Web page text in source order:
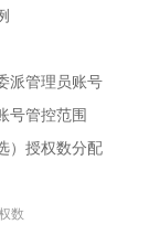
派管理员账号
号管控范围
）授权数分配
数
离线语音合成大模型，多语言方言自适应，低延迟高稳定
高表现力语音合成大模型，语音克隆听感自然
Data Agent 驱动的一站式 Data+AI 开发治理平台
平台
小程序
小程序
把手教你
合折扣价